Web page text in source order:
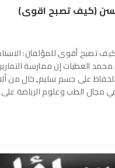
(كيف تصبح اقوى)
تصبح أقوى للمؤلفان:
محمد العطيات إن ممارسة
للحفاظ على جسم سليم ٍ خال من
مجال الطب وعلوم الرياضة على